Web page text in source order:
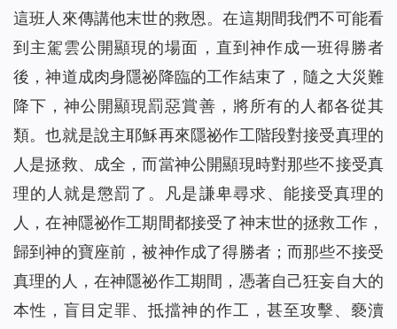
這班人來傳講他末世的救恩。在這期間我們不可能看
到主駕雲公開顯現的場面，直到神作成一班得勝者
後，神道成肉身隱祕降臨的工作結束了，隨之大災難
降下，神公開顯現罰惡賞善，將所有的人都各從其
類。也就是說主耶穌再來隱祕作工階段對接受真理的
人是拯救、成全，而當神公開顯現時對那些不接受真
理的人就是懲罰了。凡是謙卑尋求、能接受真理的
人，在神隱祕作工期間都接受了神末世的拯救工作，
歸到神的寶座前，被神作成了得勝者；而那些不接受
真理的人，在神隱祕作工期間，憑著自己狂妄自大的
本性，盲目定罪、抵擋神的作工，甚至攻擊、褻瀆